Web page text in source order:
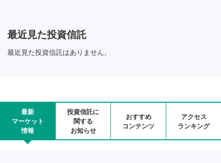
最近見た投資信託
最近見た投資信託はありません。
最新
マーケット
情報
投資信託に
関する
お知らせ
おすすめ
コンテンツ
アクセス
ランキング